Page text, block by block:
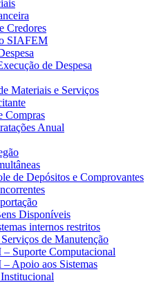
Credores
SIAFEM
de Despesa
Materiais e Serviços
Compras
Anual
de Depósitos e Comprovantes
Disponíveis
internos restritos
de Manutenção
– Suporte Computacional
– Apoio aos Sistemas